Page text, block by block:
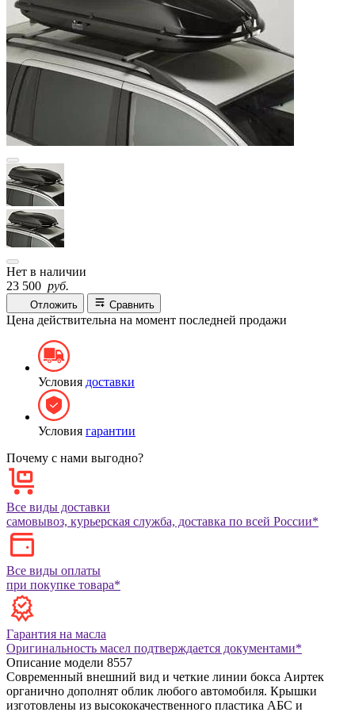
Нет в наличии
23 500 руб.
Отложить Сравнить
Цена действительна на момент последней продажи
Условия доставки
Условия гарантии
Почему с нами выгодно?
Все виды доставки
самовывоз, курьерская служба, доставка по всей России*
Все виды оплаты
при покупке товара*
Гарантия на масла
Оригинальность масел подтверждается документами*
Описание модели 8557
Современный внешний вид и четкие линии бокса Аиртек
органично дополнят облик любого автомобиля. Крышки
изготовлены из высококачественного пластика АБС и